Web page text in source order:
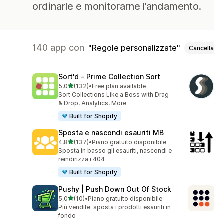
ordinarle e monitorarne l’andamento.
140 app con Regole personalizzate Cancella
Sort'd ‑ Prime Collection Sort
5,0stelle su 5
(132)
132 recensioni totali
•Free plan available
Sort Collections Like a Boss with Drag
& Drop, Analytics, More
Built for Shopify
Sposta e nascondi esauriti MB
4,8stelle su 5
(137)
137 recensioni totali
•Piano gratuito disponibile
Sposta in basso gli esauriti, nascondi e
reindirizza i 404
Built for Shopify
Pushy | Push Down Out Of Stock
5,0stelle su 5
(10)
10 recensioni totali
•Piano gratuito disponibile
Più vendite: sposta i prodotti esauriti in
fondo